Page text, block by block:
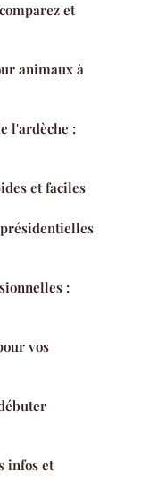
et
animaux à
l'ardèche :
et faciles
:
vos
infos et